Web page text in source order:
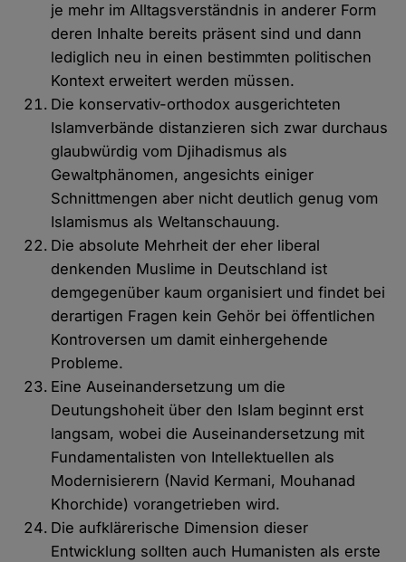
je mehr im Alltagsverständnis in anderer Form
deren Inhalte bereits präsent sind und dann
lediglich neu in einen bestimmten politischen
Kontext erweitert werden müssen.
Die konservativ-orthodox ausgerichteten
Islamverbände distanzieren sich zwar durchaus
glaubwürdig vom Djihadismus als
Gewaltphänomen, angesichts einiger
Schnittmengen aber nicht deutlich genug vom
Islamismus als Weltanschauung.
Die absolute Mehrheit der eher liberal
denkenden Muslime in Deutschland ist
demgegenüber kaum organisiert und findet bei
derartigen Fragen kein Gehör bei öffentlichen
Kontroversen um damit einhergehende
Probleme.
Eine Auseinandersetzung um die
Deutungshoheit über den Islam beginnt erst
langsam, wobei die Auseinandersetzung mit
Fundamentalisten von Intellektuellen als
Modernisierern (Navid Kermani, Mouhanad
Khorchide) vorangetrieben wird.
Die aufklärerische Dimension dieser
Entwicklung sollten auch Humanisten als erste